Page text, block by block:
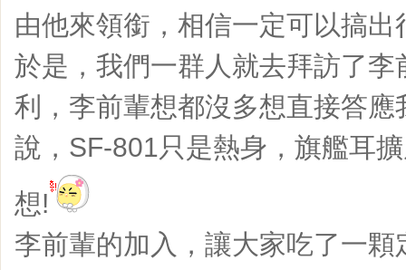
由他來領銜，相信一定可以搞出
於是，我們一群人就去拜訪了
利，李前輩想都沒多想直接答
說，SF-801只是熱身，旗艦耳
想!
李前輩的加入，讓大家吃了一